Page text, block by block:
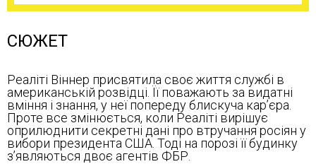
СЮЖЕТ
Реаліті Віннер присвятила своє життя службі в
американській розвідці. Її поважають за видатні
вміння і знання, у неї попереду блискуча кар’єра.
Проте все змінюється, коли Реаліті вирішує
оприлюднити секретні дані про втручання росіян у
вибори президента США. Тоді на порозі її будинку
з’являються двоє агентів ФБР.